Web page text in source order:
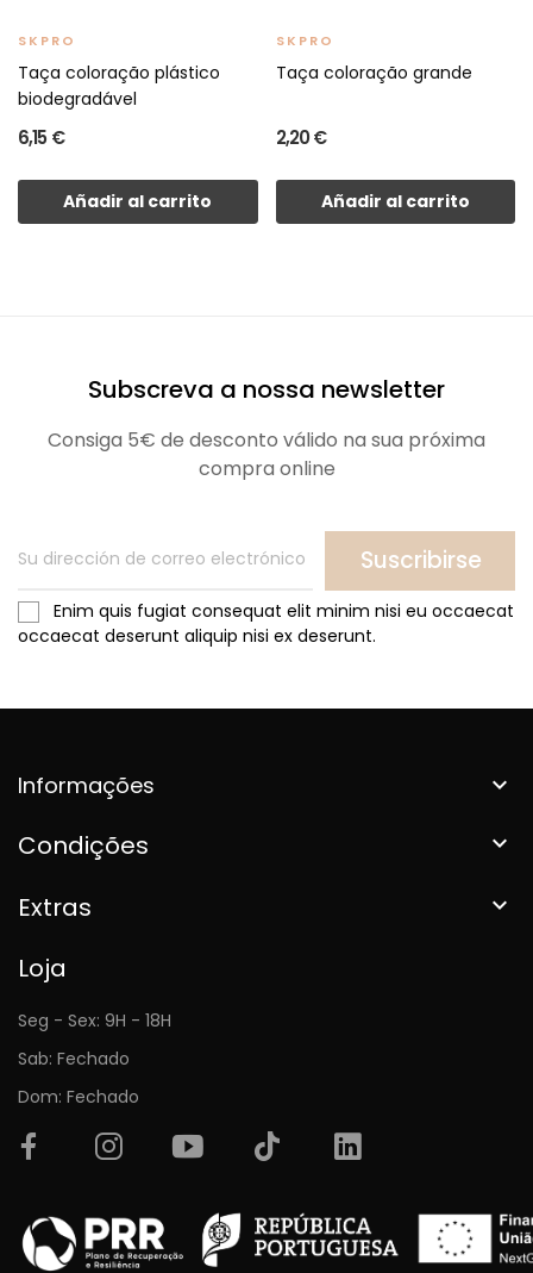
SKPRO
Taça coloração plástico
biodegradável
6,15 €
Añadir al carrito
SKPRO
Taça coloração grande
2,20 €
Añadir al carrito
Subscreva a nossa newsletter
Consiga 5€ de desconto válido na sua próxima
compra online
Suscribirse
Enim quis fugiat consequat elit minim nisi eu occaecat
occaecat deserunt aliquip nisi ex deserunt.
Informações 
Condições 
Extras 
Loja
Seg - Sex: 9H - 18H
Sab: Fechado
Dom: Fechado